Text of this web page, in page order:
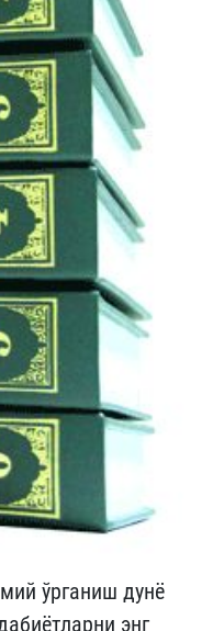
ўрганиш дунё
энг